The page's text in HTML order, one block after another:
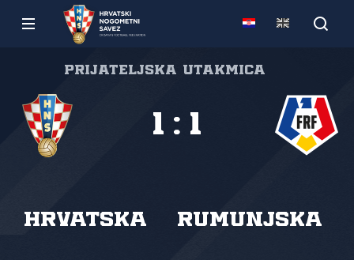
Prijateljska utakmica
Hrvatska Rumunjska
1 : 1